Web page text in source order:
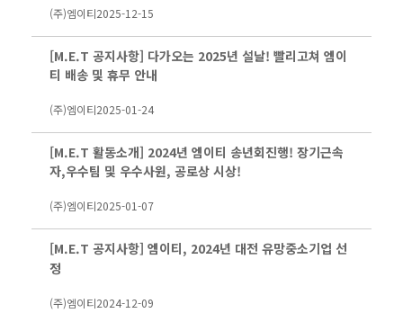
(주)엠이티2025-12-15
[M.E.T 공지사항] 다가오는 2025년 설날! 빨리고쳐 엠이
티 배송 및 휴무 안내
(주)엠이티2025-01-24
[M.E.T 활동소개] 2024년 엠이티 송년회진행! 장기근속
자,우수팀 및 우수사원, 공로상 시상!
(주)엠이티2025-01-07
[M.E.T 공지사항] 엠이티, 2024년 대전 유망중소기업 선
정
(주)엠이티2024-12-09